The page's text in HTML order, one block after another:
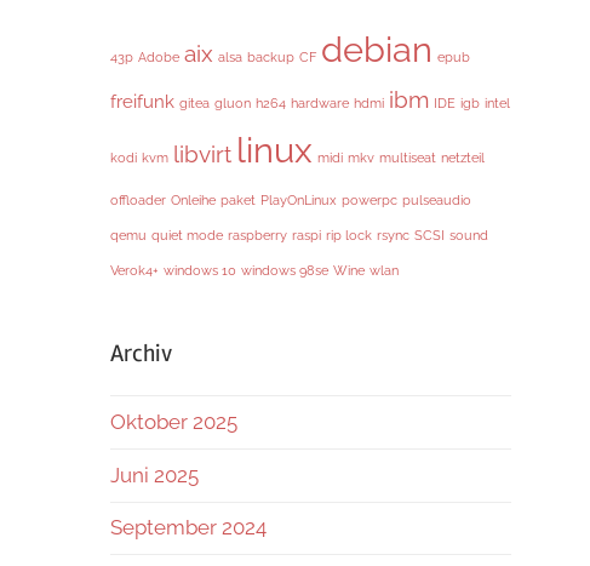
43p Adobe aix alsa backup CF debian epub
freifunk gitea gluon h264 hardware hdmi ibm IDE igb intel
kodi kvm libvirt linux midi mkv multiseat netzteil
offloader Onleihe paket PlayOnLinux powerpc pulseaudio
qemu quiet mode raspberry raspi rip lock rsync SCSI sound
Verok4+ windows 10 windows 98se Wine wlan
Archiv
Oktober 2025
Juni 2025
September 2024